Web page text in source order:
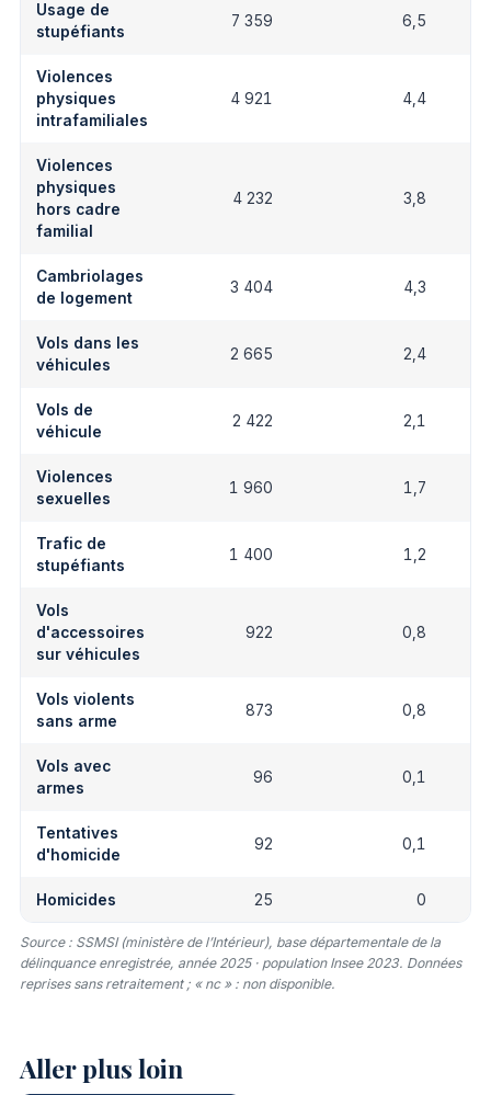
Usage de
stupéfiants
7 359 6,5
Violences
physiques
intrafamiliales
4 921 4,4
Violences
physiques
hors cadre
familial
4 232 3,8
Cambriolages
de logement
3 404 4,3
Vols dans les
véhicules
2 665 2,4
Vols de
véhicule
2 422 2,1
Violences
sexuelles
1 960 1,7
Trafic de
stupéfiants
1 400 1,2
Vols
d'accessoires
sur véhicules
922 0,8
Vols violents
sans arme
873 0,8
Vols avec
armes
96 0,1
Tentatives
d'homicide
92 0,1
Homicides 25 0
Source : SSMSI (ministère de l’Intérieur), base départementale de la
délinquance enregistrée, année 2025 · population Insee 2023. Données
reprises sans retraitement ; « nc » : non disponible.
Aller plus loin